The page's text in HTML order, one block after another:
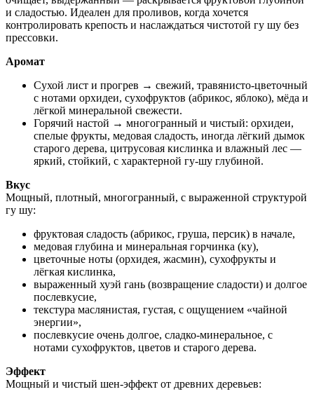
и сладостью. Идеален для проливов, когда хочется
контролировать крепость и наслаждаться чистотой гу шу без
прессовки.
Аромат
Сухой лист и прогрев → свежий, травянисто-цветочный
с нотами орхидеи, сухофруктов (абрикос, яблоко), мёда и
лёгкой минеральной свежести.
Горячий настой → многогранный и чистый: орхидеи,
спелые фрукты, медовая сладость, иногда лёгкий дымок
старого дерева, цитрусовая кислинка и влажный лес —
яркий, стойкий, с характерной гу-шу глубиной.
Вкус
Мощный, плотный, многогранный, с выраженной структурой
гу шу:
фруктовая сладость (абрикос, груша, персик) в начале,
медовая глубина и минеральная горчинка (ку),
цветочные ноты (орхидея, жасмин), сухофрукты и
лёгкая кислинка,
выраженный хуэй гань (возвращение сладости) и долгое
послевкусие,
текстура маслянистая, густая, с ощущением «чайной
энергии»,
послевкусие очень долгое, сладко-минеральное, с
нотами сухофруктов, цветов и старого дерева.
Эффект
Мощный и чистый шен-эффект от древних деревьев: